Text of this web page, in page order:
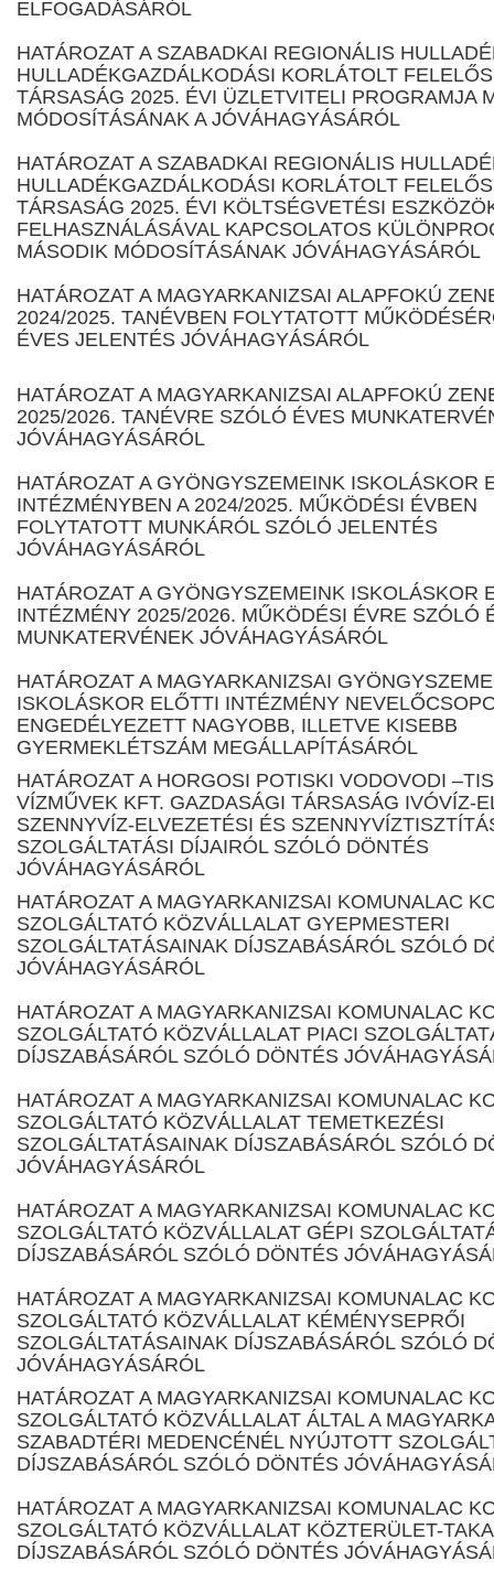
ELFOGADÁSÁRÓL
HATÁROZAT A SZABADKAI REGIONÁLIS
HULLADÉKGAZDÁLKODÁSI KORLÁTOLT
TÁRSASÁG 2025. ÉVI ÜZLETVITELI PROGRAMJA
MÓDOSÍTÁSÁNAK A JÓVÁHAGYÁSÁRÓL
HATÁROZAT A SZABADKAI REGIONÁLIS
HULLADÉKGAZDÁLKODÁSI KORLÁTOLT
TÁRSASÁG 2025. ÉVI KÖLTSÉGVETÉSI
FELHASZNÁLÁSÁVAL KAPCSOLATOS
MÁSODIK MÓDOSÍTÁSÁNAK JÓVÁHAGYÁSÁRÓL
HATÁROZAT A MAGYARKANIZSAI ALAPFOKÚ
2024/2025. TANÉVBEN FOLYTATOTT
ÉVES JELENTÉS JÓVÁHAGYÁSÁRÓL
HATÁROZAT A MAGYARKANIZSAI ALAPFOKÚ
2025/2026. TANÉVRE SZÓLÓ ÉVES
JÓVÁHAGYÁSÁRÓL
HATÁROZAT A GYÖNGYSZEMEINK ISKOLÁSKOR
INTÉZMÉNYBEN A 2024/2025. MŰKÖDÉSI ÉVBEN
FOLYTATOTT MUNKÁRÓL SZÓLÓ JELENTÉS
JÓVÁHAGYÁSÁRÓL
HATÁROZAT A GYÖNGYSZEMEINK ISKOLÁSKOR
INTÉZMÉNY 2025/2026. MŰKÖDÉSI ÉVRE SZÓLÓ
MUNKATERVÉNEK JÓVÁHAGYÁSÁRÓL
HATÁROZAT A MAGYARKANIZSAI
ISKOLÁSKOR ELŐTTI INTÉZMÉNY
ENGEDÉLYEZETT NAGYOBB, ILLETVE KISEBB
GYERMEKLÉTSZÁM MEGÁLLAPÍTÁSÁRÓL
HATÁROZAT A HORGOSI POTISKI VODOVODI
VÍZMŰVEK KFT. GAZDASÁGI TÁRSASÁG IVÓVÍZ-
SZENNYVÍZ-ELVEZETÉSI ÉS
SZOLGÁLTATÁSI DÍJAIRÓL SZÓLÓ DÖNTÉS
JÓVÁHAGYÁSÁRÓL
HATÁROZAT A MAGYARKANIZSAI KOMUNALAC
SZOLGÁLTATÓ KÖZVÁLLALAT GYEPMESTERI
SZOLGÁLTATÁSAINAK DÍJSZABÁSÁRÓL SZÓLÓ
JÓVÁHAGYÁSÁRÓL
HATÁROZAT A MAGYARKANIZSAI KOMUNALAC
SZOLGÁLTATÓ KÖZVÁLLALAT PIACI
DÍJSZABÁSÁRÓL SZÓLÓ DÖNTÉS
HATÁROZAT A MAGYARKANIZSAI KOMUNALAC
SZOLGÁLTATÓ KÖZVÁLLALAT TEMETKEZÉSI
SZOLGÁLTATÁSAINAK DÍJSZABÁSÁRÓL SZÓLÓ
JÓVÁHAGYÁSÁRÓL
HATÁROZAT A MAGYARKANIZSAI KOMUNALAC
SZOLGÁLTATÓ KÖZVÁLLALAT GÉPI
DÍJSZABÁSÁRÓL SZÓLÓ DÖNTÉS
HATÁROZAT A MAGYARKANIZSAI KOMUNALAC
SZOLGÁLTATÓ KÖZVÁLLALAT KÉMÉNYSEPRŐI
SZOLGÁLTATÁSAINAK DÍJSZABÁSÁRÓL SZÓLÓ
JÓVÁHAGYÁSÁRÓL
HATÁROZAT A MAGYARKANIZSAI KOMUNALAC
SZOLGÁLTATÓ KÖZVÁLLALAT ÁLTAL A
SZABADTÉRI MEDENCÉNÉL NYÚJTOTT
DÍJSZABÁSÁRÓL SZÓLÓ DÖNTÉS
HATÁROZAT A MAGYARKANIZSAI KOMUNALAC
SZOLGÁLTATÓ KÖZVÁLLALAT KÖZTERÜLET-
DÍJSZABÁSÁRÓL SZÓLÓ DÖNTÉS